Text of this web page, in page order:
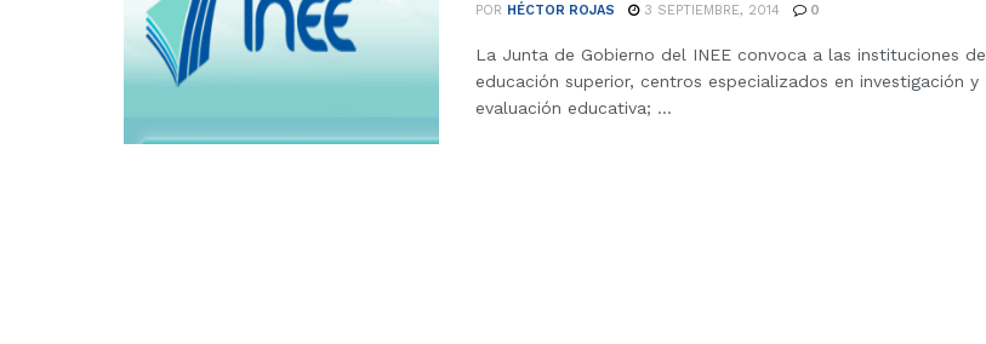
POR HÉCTOR ROJAS 3 SEPTIEMBRE, 2014 0
La Junta de Gobierno del INEE convoca a las instituciones de
educación superior, centros especializados en investigación y
evaluación educativa; ...